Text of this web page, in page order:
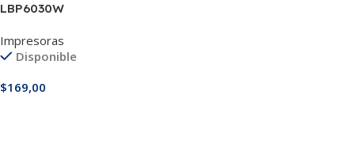
LBP6030W
Impresoras
Disponible
$169,00